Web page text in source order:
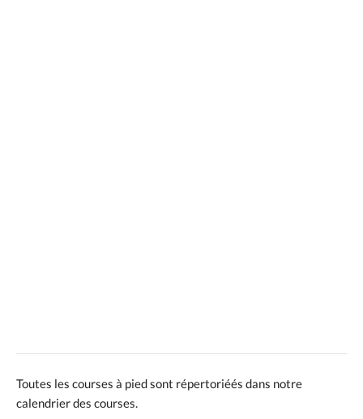
Toutes les courses à pied sont répertoriéés dans notre
calendrier des courses.